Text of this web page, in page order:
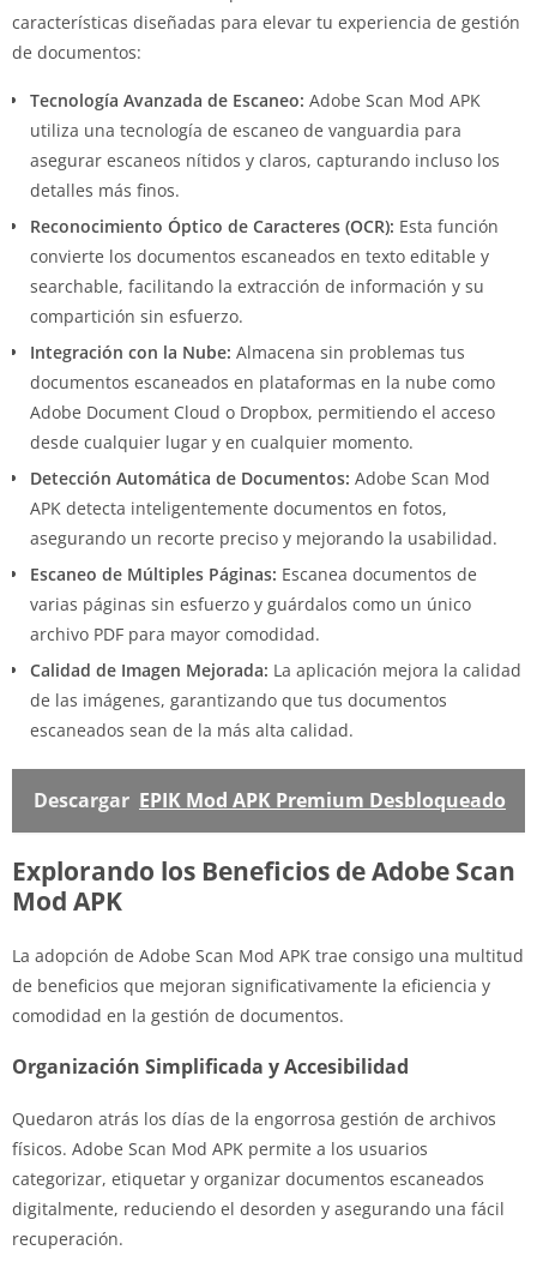
características diseñadas para elevar tu experiencia de gestión
de documentos:
Tecnología Avanzada de Escaneo: Adobe Scan Mod APK
utiliza una tecnología de escaneo de vanguardia para
asegurar escaneos nítidos y claros, capturando incluso los
detalles más finos.
Reconocimiento Óptico de Caracteres (OCR): Esta función
convierte los documentos escaneados en texto editable y
searchable, facilitando la extracción de información y su
compartición sin esfuerzo.
Integración con la Nube: Almacena sin problemas tus
documentos escaneados en plataformas en la nube como
Adobe Document Cloud o Dropbox, permitiendo el acceso
desde cualquier lugar y en cualquier momento.
Detección Automática de Documentos: Adobe Scan Mod
APK detecta inteligentemente documentos en fotos,
asegurando un recorte preciso y mejorando la usabilidad.
Escaneo de Múltiples Páginas: Escanea documentos de
varias páginas sin esfuerzo y guárdalos como un único
archivo PDF para mayor comodidad.
Calidad de Imagen Mejorada: La aplicación mejora la calidad
de las imágenes, garantizando que tus documentos
escaneados sean de la más alta calidad.
Descargar EPIK Mod APK Premium Desbloqueado
Explorando los Beneficios de Adobe Scan
Mod APK
La adopción de Adobe Scan Mod APK trae consigo una multitud
de beneficios que mejoran significativamente la eficiencia y
comodidad en la gestión de documentos.
Organización Simplificada y Accesibilidad
Quedaron atrás los días de la engorrosa gestión de archivos
físicos. Adobe Scan Mod APK permite a los usuarios
categorizar, etiquetar y organizar documentos escaneados
digitalmente, reduciendo el desorden y asegurando una fácil
recuperación.